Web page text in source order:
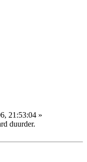
21:53:04 »
duurder.